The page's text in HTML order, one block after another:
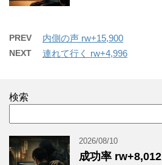
PREV 内側の声 rw+15,900
NEXT 連れて行く rw+4,996
検索
2026/08/10
成功率 rw+8,012